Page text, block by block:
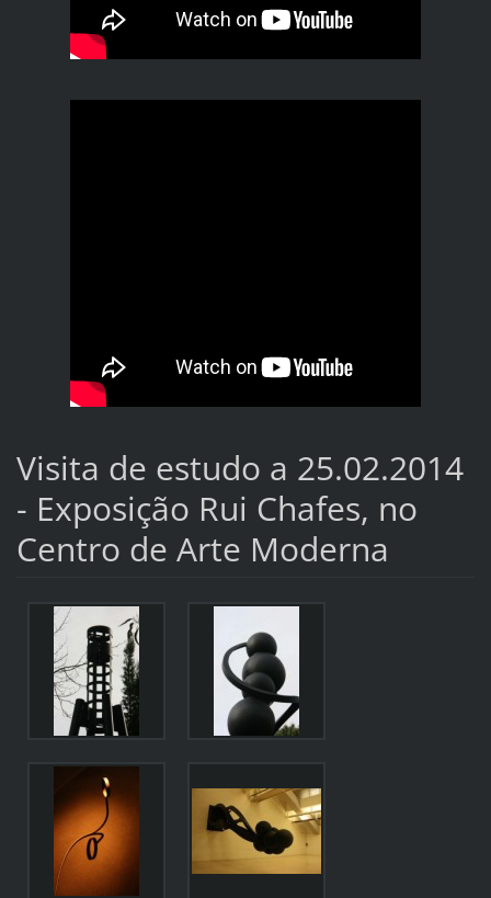
Visita de estudo a 25.02.2014
- Exposição Rui Chafes, no
Centro de Arte Moderna